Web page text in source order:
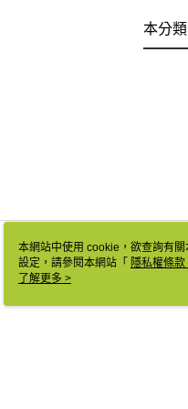
本分
本網站中使用 cookie，欲查詢有
設定，請參閱本網站「 隱私權條款
使用 cookie。
了解更多 >